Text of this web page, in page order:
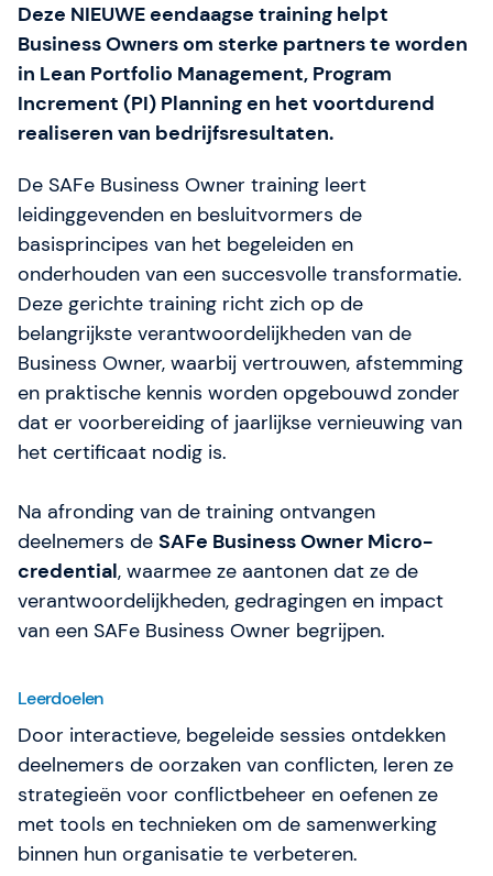
Deze NIEUWE eendaagse training helpt
Business Owners om sterke partners te worden
in Lean Portfolio Management, Program
Increment (PI) Planning en het voortdurend
realiseren van bedrijfsresultaten.
De SAFe Business Owner training leert
leidinggevenden en besluitvormers de
basisprincipes van het begeleiden en
onderhouden van een succesvolle transformatie.
Deze gerichte training richt zich op de
belangrijkste verantwoordelijkheden van de
Business Owner, waarbij vertrouwen, afstemming
en praktische kennis worden opgebouwd zonder
dat er voorbereiding of jaarlijkse vernieuwing van
het certificaat nodig is.
Na afronding van de training ontvangen
deelnemers de SAFe Business Owner Micro-
credential, waarmee ze aantonen dat ze de
verantwoordelijkheden, gedragingen en impact
van een SAFe Business Owner begrijpen.
Leerdoelen
Door interactieve, begeleide sessies ontdekken
deelnemers de oorzaken van conflicten, leren ze
strategieën voor conflictbeheer en oefenen ze
met tools en technieken om de samenwerking
binnen hun organisatie te verbeteren.